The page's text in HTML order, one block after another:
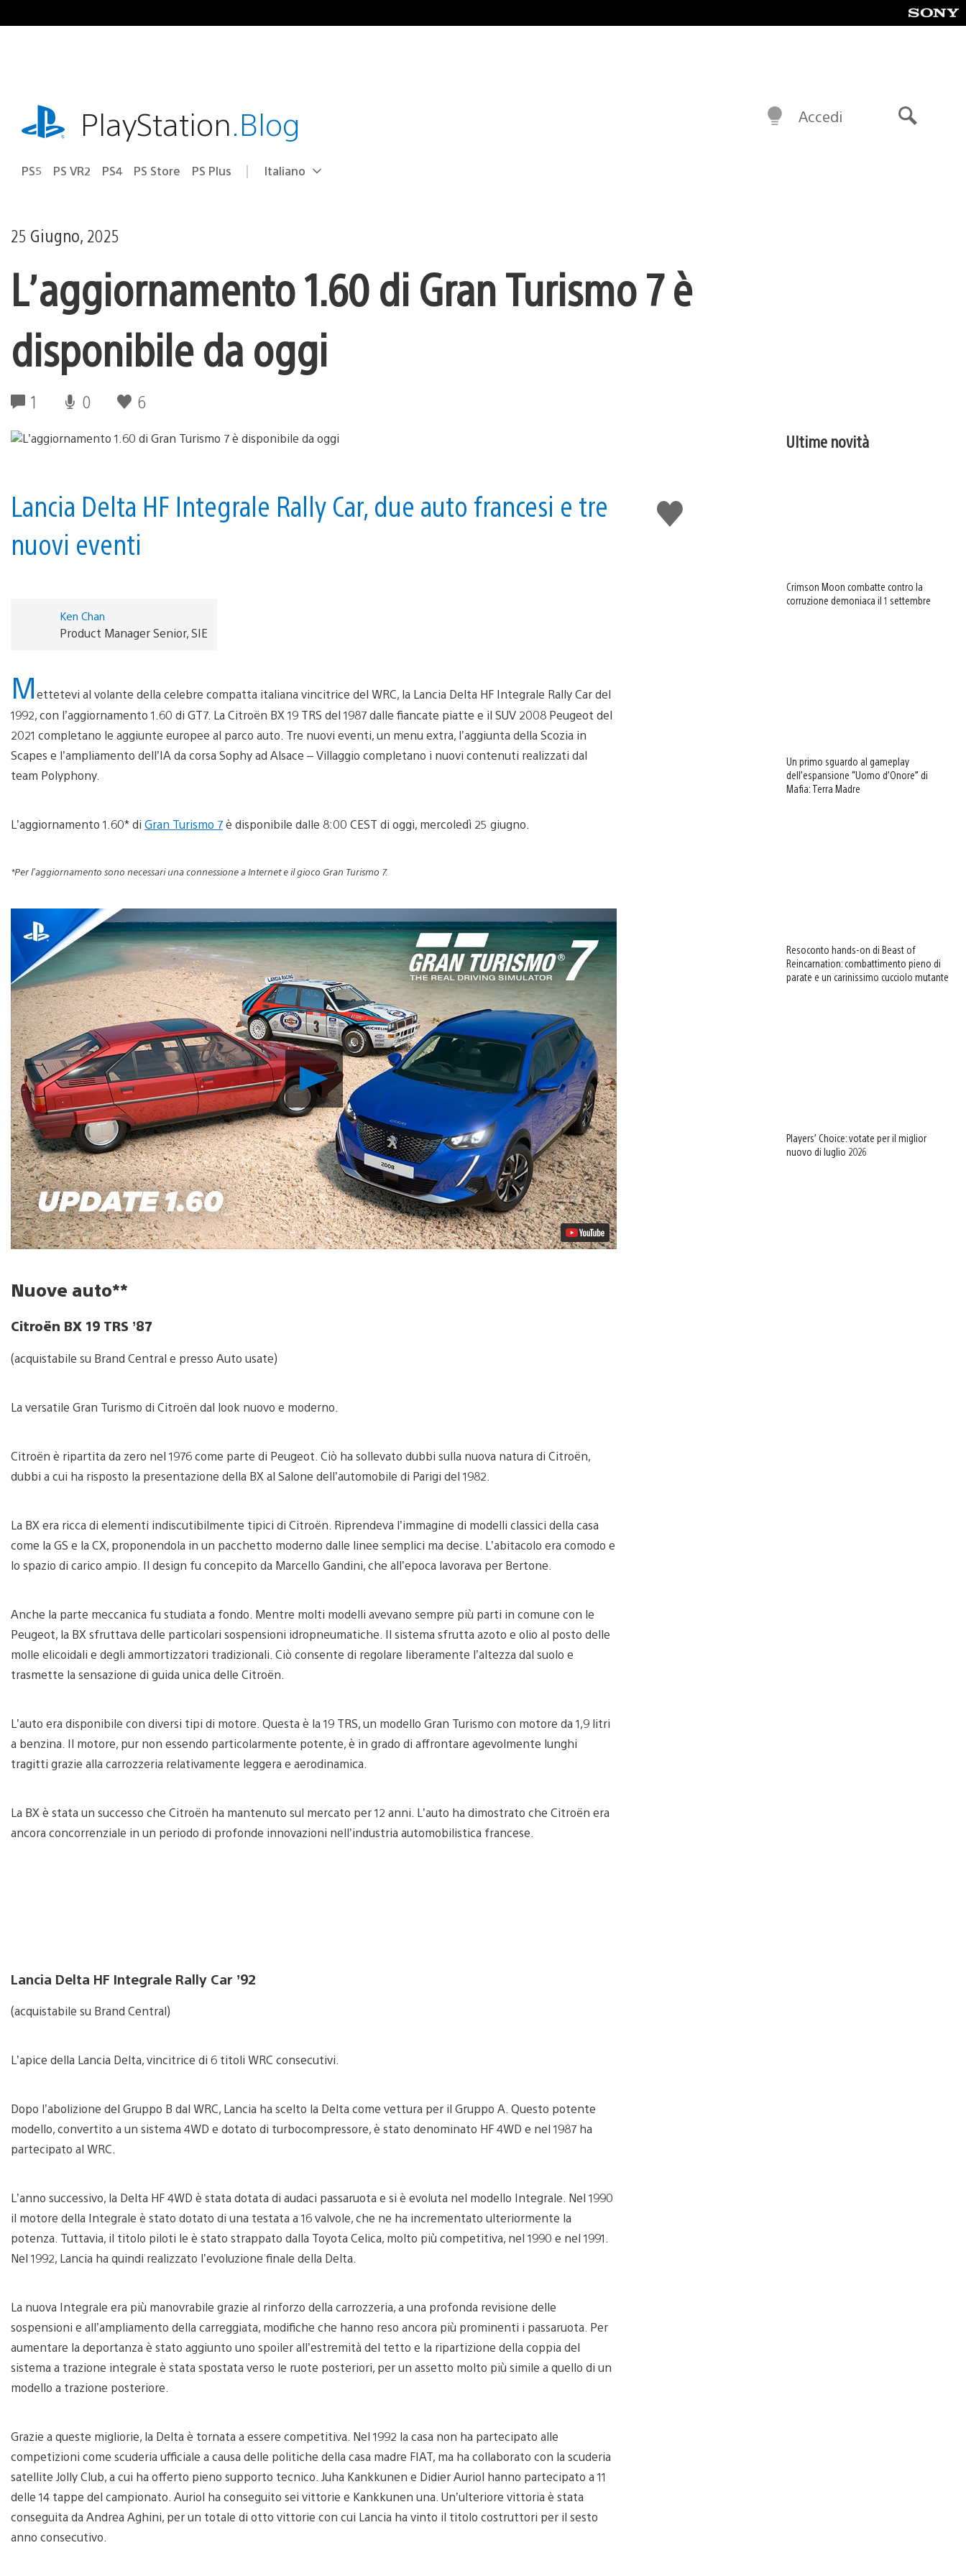
al
playstation.comPlayStation.Blog
PS5 PS VR2 PS4 PS Store PS Plus Seleziona
Regione
Italiano
Accedi
25 Giugno, 2025
L’aggiornamento 1.60 di Gran Turismo 7 è
disponibile da oggi
1 0 6
Mi
piace
Lancia Delta HF Integrale Rally Car, due auto francesi e tre
nuovi eventi
Ken Chan
Product Manager Senior, SIE
Mettetevi al volante della celebre compatta italiana vincitrice del WRC, la Lancia Delta HF Integrale Rally Car del
1992, con l’aggiornamento 1.60 di GT7. La Citroën BX 19 TRS del 1987 dalle fiancate piatte e il SUV 2008 Peugeot del
2021 completano le aggiunte europee al parco auto. Tre nuovi eventi, un menu extra, l’aggiunta della Scozia in
Scapes e l’ampliamento dell’IA da corsa Sophy ad Alsace – Villaggio completano i nuovi contenuti realizzati dal
team Polyphony.
L’aggiornamento 1.60* di Gran Turismo 7è disponibile dalle 8:00 CEST di oggi, mercoledì 25 giugno.
*Per l’aggiornamento sono necessari una connessione a Internet e il gioco Gran Turismo 7.
Riproduci
video
Nuove auto**
Citroën BX 19 TRS ’87
(acquistabile su Brand Central e presso Auto usate)
La versatile Gran Turismo di Citroën dal look nuovo e moderno.
Citroën è ripartita da zero nel 1976 come parte di Peugeot. Ciò ha sollevato dubbi sulla nuova natura di Citroën,
dubbi a cui ha risposto la presentazione della BX al Salone dell’automobile di Parigi del 1982.
La BX era ricca di elementi indiscutibilmente tipici di Citroën. Riprendeva l’immagine di modelli classici della casa
come la GS e la CX, proponendola in un pacchetto moderno dalle linee semplici ma decise. L’abitacolo era comodo e
lo spazio di carico ampio. Il design fu concepito da Marcello Gandini, che all’epoca lavorava per Bertone.
Anche la parte meccanica fu studiata a fondo. Mentre molti modelli avevano sempre più parti in comune con le
Peugeot, la BX sfruttava delle particolari sospensioni idropneumatiche. Il sistema sfrutta azoto e olio al posto delle
molle elicoidali e degli ammortizzatori tradizionali. Ciò consente di regolare liberamente l’altezza dal suolo e
trasmette la sensazione di guida unica delle Citroën.
L’auto era disponibile con diversi tipi di motore. Questa è la 19 TRS, un modello Gran Turismo con motore da 1,9 litri
a benzina. Il motore, pur non essendo particolarmente potente, è in grado di affrontare agevolmente lunghi
tragitti grazie alla carrozzeria relativamente leggera e aerodinamica.
La BX è stata un successo che Citroën ha mantenuto sul mercato per 12 anni. L’auto ha dimostrato che Citroën era
ancora concorrenziale in un periodo di profonde innovazioni nell’industria automobilistica francese.
Lancia Delta HF Integrale Rally Car ’92
(acquistabile su Brand Central)
L’apice della Lancia Delta, vincitrice di 6 titoli WRC consecutivi.
Dopo l’abolizione del Gruppo B dal WRC, Lancia ha scelto la Delta come vettura per il Gruppo A. Questo potente
modello, convertito a un sistema 4WD e dotato di turbocompressore, è stato denominato HF 4WD e nel 1987 ha
partecipato al WRC.
L’anno successivo, la Delta HF 4WD è stata dotata di audaci passaruota e si è evoluta nel modello Integrale. Nel 1990
il motore della Integrale è stato dotato di una testata a 16 valvole, che ne ha incrementato ulteriormente la
potenza. Tuttavia, il titolo piloti le è stato strappato dalla Toyota Celica, molto più competitiva, nel 1990 e nel 1991.
Nel 1992, Lancia ha quindi realizzato l’evoluzione finale della Delta.
La nuova Integrale era più manovrabile grazie al rinforzo della carrozzeria, a una profonda revisione delle
sospensioni e all’ampliamento della carreggiata, modifiche che hanno reso ancora più prominenti i passaruota. Per
aumentare la deportanza è stato aggiunto uno spoiler all’estremità del tetto e la ripartizione della coppia del
sistema a trazione integrale è stata spostata verso le ruote posteriori, per un assetto molto più simile a quello di un
modello a trazione posteriore.
Grazie a queste migliorie, la Delta è tornata a essere competitiva. Nel 1992 la casa non ha partecipato alle
competizioni come scuderia ufficiale a causa delle politiche della casa madre FIAT, ma ha collaborato con la scuderia
satellite Jolly Club, a cui ha offerto pieno supporto tecnico. Juha Kankkunen e Didier Auriol hanno partecipato a 11
delle 14 tappe del campionato. Auriol ha conseguito sei vittorie e Kankkunen una. Un’ulteriore vittoria è stata
conseguita da Andrea Aghini, per un totale di otto vittorie con cui Lancia ha vinto il titolo costruttori per il sesto
anno consecutivo.
Ultime novità
Crimson Moon combatte contro la
corruzione demoniaca il 1 settembre
Un primo sguardo al gameplay
dell’espansione “Uomo d’Onore” di
Mafia: Terra Madre
Resoconto hands-on di Beast of
Reincarnation: combattimento pieno di
parate e un carinissimo cucciolo mutante
Players’ Choice: votate per il miglior
nuovo di luglio 2026